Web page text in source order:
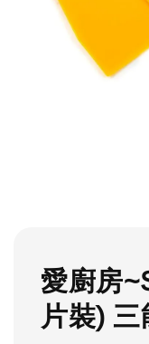
愛廚房
片裝) 三